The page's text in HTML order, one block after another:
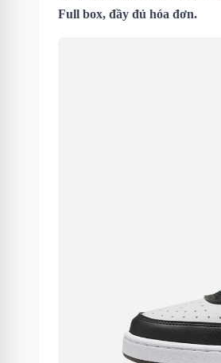
Full box, đầy đủ hóa đơn.